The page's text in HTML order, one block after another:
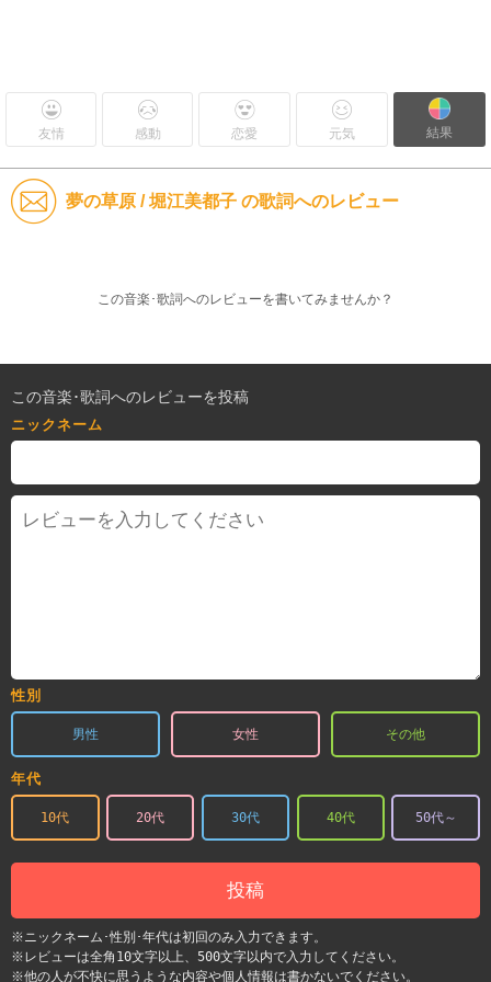
友情 感動 恋愛 元気 結果
夢の草原 / 堀江美都子 の歌詞へのレビュー
この音楽･歌詞へのレビューを書いてみませんか？
この音楽･歌詞へのレビューを投稿
ニックネーム
性別
男性 女性 その他
年代
10代 20代 30代 40代 50代～
投稿
※ニックネーム･性別･年代は初回のみ入力できます。
※レビューは全角10文字以上、500文字以内で入力してください。
※他の人が不快に思うような内容や個人情報は書かないでください。